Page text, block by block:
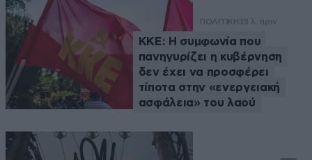
ΠΟΛΙΤΙΚΗ35 λ. πριν
ΚΚΕ: Η συμφωνία που
πανηγυρίζει η κυβέρνηση
δεν έχει να προσφέρει
τίποτα στην «ενεργειακή
ασφάλεια» του λαού